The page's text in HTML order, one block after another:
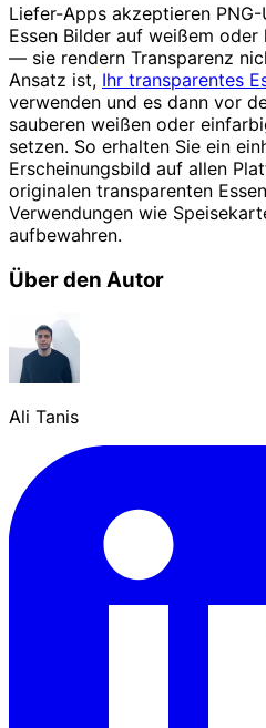
Liefer-Apps akzeptieren
Essen Bilder auf weißem
— sie rendern Transparenz
Ansatz ist, Ihr transparentes
verwenden und es dann vor
sauberen weißen oder
setzen. So erhalten Sie ein
Erscheinungsbild auf allen
originalen transparenten
Verwendungen wie
aufbewahren.
Über den Autor
Ali Tanis